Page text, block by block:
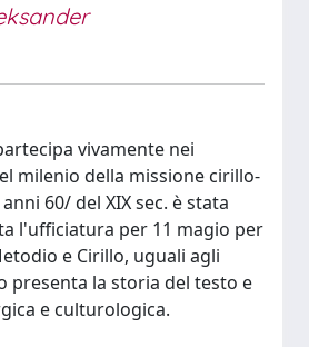
vivamente nei
milenio della missione cirillo-
60/ del XIX sec. è stata
l'ufficiatura per 11 magio per
e Cirillo, uguali agli
presenta la storia del testo e
e culturologica.